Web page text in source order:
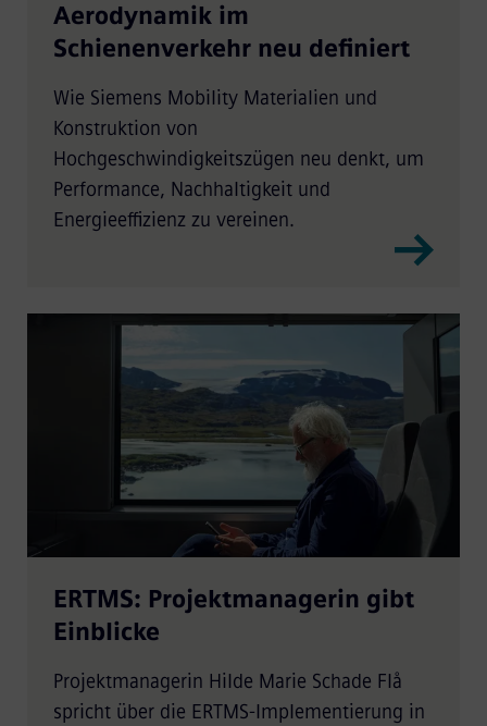
Aerodynamik im
Schienenverkehr neu definiert
Wie Siemens Mobility Materialien und
Konstruktion von
Hochgeschwindigkeitszügen neu denkt, um
Performance, Nachhaltigkeit und
Energieeffizienz zu vereinen.
ERTMS: Projektmanagerin gibt
Einblicke
Projektmanagerin Hilde Marie Schade Flå
spricht über die ERTMS-Implementierung in